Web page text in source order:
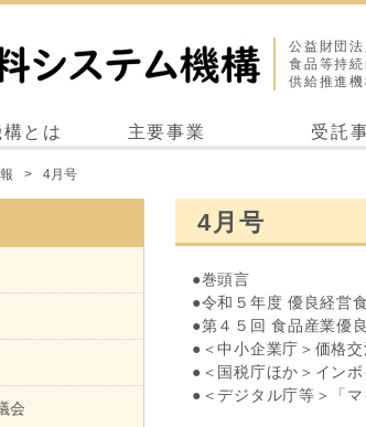
公益財団法
食品等持続
供給推進機
とは 主要事業 受託
4月号
会
4月号
●巻頭言
●令和５年度 優良経営
●第４５回 食品産業優
●＜中小企業庁＞価格
●＜国税庁ほか＞イン
●＜デジタル庁等＞「